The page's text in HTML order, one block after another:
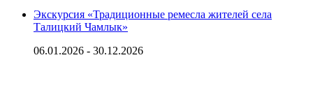
Экскурсия «Традиционные ремесла жителей села
Талицкий Чамлык»
06.01.2026 - 30.12.2026